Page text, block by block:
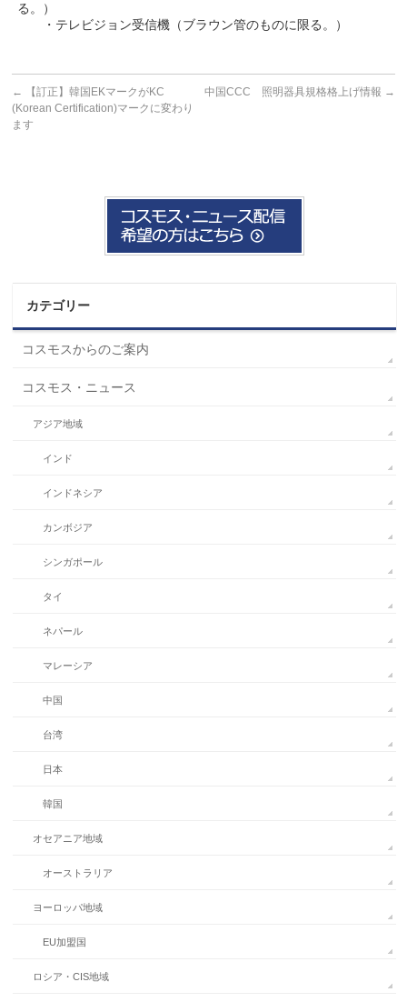
る。）
・テレビジョン受信機（ブラウン管のものに限る。）
←
【訂正】韓国EKマークがKC
(Korean Certification)マークに変わり
ます
中国CCC 照明器具規格格上げ情報 →
カテゴリー
コスモスからのご案内
コスモス・ニュース
アジア地域
インド
インドネシア
カンボジア
シンガポール
タイ
ネパール
マレーシア
中国
台湾
日本
韓国
オセアニア地域
オーストラリア
ヨーロッパ地域
EU加盟国
ロシア・CIS地域